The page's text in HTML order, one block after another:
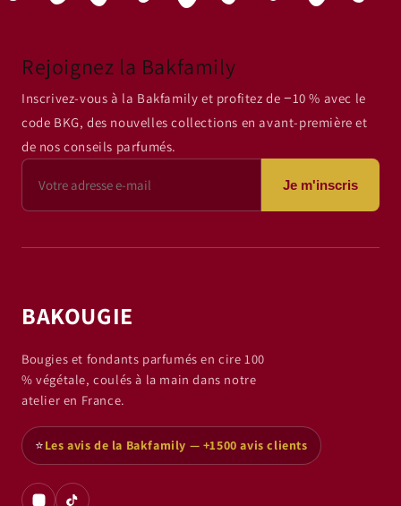
Rejoignez la Bakfamily
Inscrivez-vous à la Bakfamily et profitez de −10 % avec le
code BKG, des nouvelles collections en avant-première et
de nos conseils parfumés.
Je m'inscris
BAKOUGIE
Bougies et fondants parfumés en cire 100
% végétale, coulés à la main dans notre
atelier en France.
⭐Les avis de la Bakfamily — +1500 avis clients